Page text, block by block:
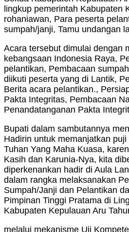
lingkup pemerintah Kabupaten
rohaniawan, Para peserta
sumpah/janji, Tamu undangan
Acara tersebut dimulai dengan
kebangsaan Indonesia Raya,
pelantikan, Pembacaan
diikuti peserta yang di Lantik,
Berita acara pelantikan.,
Pakta Integritas, Pembacaan
Penandatanganan Pakta
Bupati dalam sambutannya
Hadirin untuk memanjatkan
Tuhan Yang Maha Kuasa,
Kasih dan Karunia-Nya, kita
diperkenankan hadir di Aula
dalam rangka melaksanakan
Sumpah/Janji dan Pelantikan
Pimpinan Tinggi Pratama di
Kabupaten Kepulauan Aru
melalui mekanisme Uji